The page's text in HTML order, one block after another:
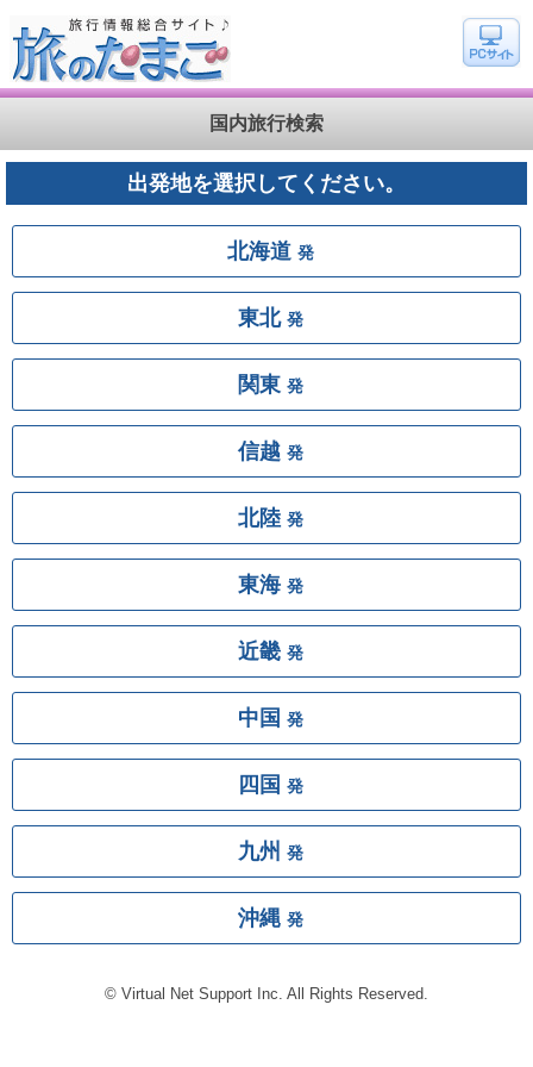
国内旅行検索
出発地を選択してください。
北海道発
東北発
関東発
信越発
北陸発
東海発
近畿発
中国発
四国発
九州発
沖縄発
© Virtual Net Support Inc. All Rights Reserved.